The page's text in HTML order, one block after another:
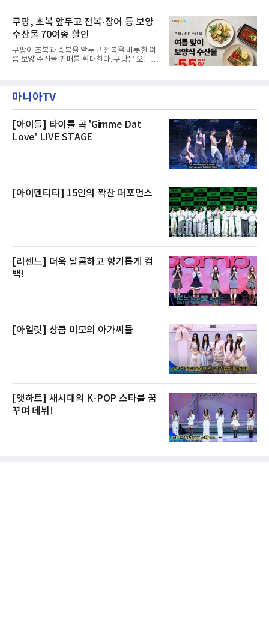
것으로 확인됐다”고 설명했다.이어 “정확한 화
재 원인은 추후 조사될
으로 여유로운 저녁 시간부터 호텔 스테이를 시
작할 수 있도록 준비됐다.앰배서더 서울 풀만 호
텔 측은 “퇴근 후 또는 주말 도심 속에서 짧지만
온전한 휴식을 원하는 고객들에게 특별한 경험
을 제공한다”고 밝혔다.패키지는 디럭스와 이그
제큐티브 두 가지 타입으로 구성된다. 디럭스 패
키지는 객실 1박(룸 온리)으로 심플한 호캉스를
스 센터 사우나 2인 이용 혜택이 포함된다.특히
클럽 앰배서더 라운지
쿠팡, 초복 앞두고 전복·장어 등 보양
수산물 70여종 할인
쿠팡이 초복과 중복을 앞두고 전복을 비롯한 여
름 보양 수산물 판매를 확대한다. 쿠팡은 오는
우 등이 포함됐다. 쿠팡은 올해 큰 크기의 전복
생산량이 늘어난 점을 반영해 주요 산지 상품을
전복은 산지에서 채취한 뒤 전국으로 직송되는
방식으로 운영된다. 신선도가 중요한 상품인 만
큼 이르면 다음 날 오전 배송이 가능하도록 물류
마니아TV
[아이들] 타이틀 곡 'Gimme Dat
Love' LIVE STAGE
[아이덴티티] 15인의 꽉찬 퍼포먼스
[리센느] 더욱 달콤하고 향기롭게 컴
백!
[아일릿] 상큼 미모의 아가씨들
[앳하트] 새시대의 K-POP 스타를 꿈
꾸며 데뷔!